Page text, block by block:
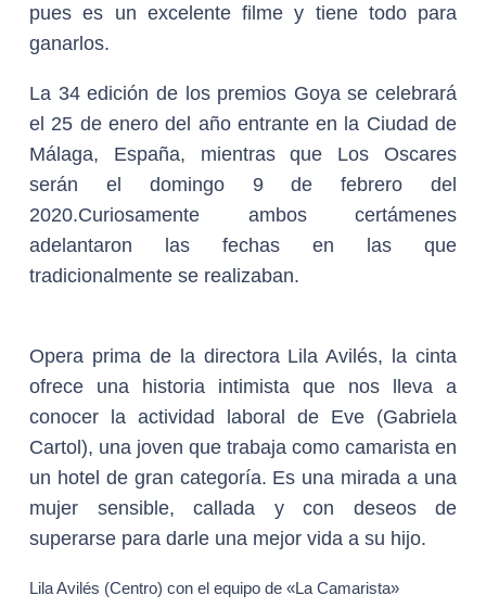
pues es un excelente filme y tiene todo para
ganarlos.
La 34 edición de los premios Goya se celebrará
el 25 de enero del año entrante en la Ciudad de
Málaga, España, mientras que Los Oscares
serán el domingo 9 de febrero del
2020.Curiosamente ambos certámenes
adelantaron las fechas en las que
tradicionalmente se realizaban.
Opera prima de la directora Lila Avilés, la cinta
ofrece una historia intimista que nos lleva a
conocer la actividad laboral de Eve (Gabriela
Cartol), una joven que trabaja como camarista en
un hotel de gran categoría. Es una mirada a una
mujer sensible, callada y con deseos de
superarse para darle una mejor vida a su hijo.
Lila Avilés (Centro) con el equipo de «La Camarista»